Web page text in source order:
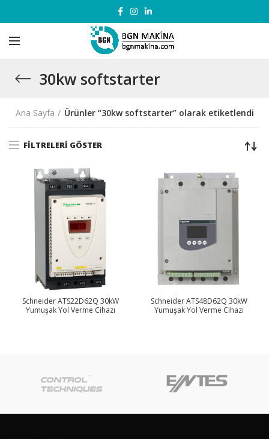
30kw softstarter
Ana Sayfa Ürünler “30kw softstarter” olarak etiketlendi
FILTRELERI GÖSTER
Schneider ATS22D62Q 30kW
Yumuşak Yol Verme Cihazı
Schneider ATS48D62Q 30kW
Yumuşak Yol Verme Cihazı